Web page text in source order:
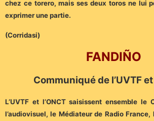
chez ce torero, mais ses deux toros ne lui
exprimer une partie.
(Corridasi)
FANDIÑO
Communiqué de l’UVTF et
L’UVTF et l’ONCT saisissent ensemble le
l’audiovisuel, le Médiateur de Radio